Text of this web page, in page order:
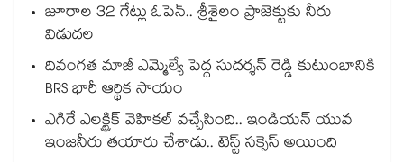
జూరాల 32 గేట్లు ఓపెన్.. శ్రీశైలం ప్రాజెక్టుకు నీరు
విడుదల
దివంగత మాజీ ఎమ్మెల్యే పెద్ద సుదర్శన్ రెడ్డి కుటుంబానికి
BRS భారీ ఆర్థిక సాయం
ఎగిరే ఎలక్ట్రిక్ వెహికల్ వచ్చేసింది.. ఇండియన్ యువ
ఇంజనీరు తయారు చేశాడు.. టెస్ట్ సక్సెస్ అయింది